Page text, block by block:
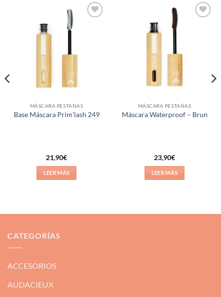
MÁSCARA PESTAÑAS
Base Máscara Prim’lash 249
21,90€
LEER MÁS
MÁSCARA PESTAÑAS
Máscara Waterproof – Brun
23,90€
LEER MÁS
CATEGORÍAS
ACCESORIOS
AUDACIEUX